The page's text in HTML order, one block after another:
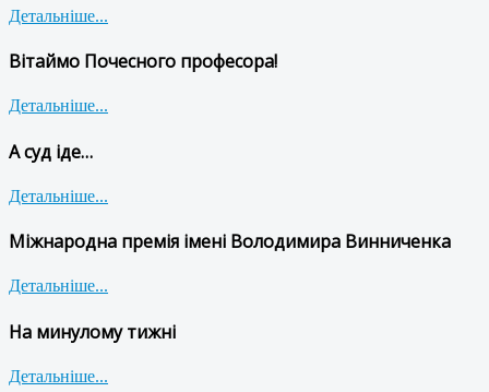
Детальніше...
Вітаймо Почесного професора!
Детальніше...
А суд іде…
Детальніше...
Міжнародна премія імені Володимира Винниченка
Детальніше...
На минулому тижні
Детальніше...